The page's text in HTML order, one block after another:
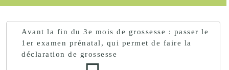
Avant la fin du 3e mois de grossesse : passer le
1er examen prénatal, qui permet de faire la
déclaration de grossesse